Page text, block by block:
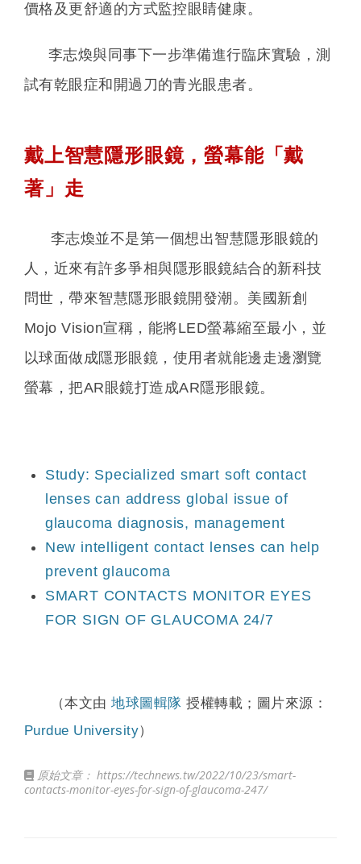
價格及更舒適的方式監控眼睛健康。
李志煥與同事下一步準備進行臨床實驗，測
試有乾眼症和開過刀的青光眼患者。
戴上智慧隱形眼鏡，螢幕能「戴
著」走
李志煥並不是第一個想出智慧隱形眼鏡的
人，近來有許多爭相與隱形眼鏡結合的新科技
問世，帶來智慧隱形眼鏡開發潮。美國新創
Mojo Vision宣稱，能將LED螢幕縮至最小，並
以球面做成隱形眼鏡，使用者就能邊走邊瀏覽
螢幕，把AR眼鏡打造成AR隱形眼鏡。
Study: Specialized smart soft contact
lenses can address global issue of
glaucoma diagnosis, management
New intelligent contact lenses can help
prevent glaucoma
SMART CONTACTS MONITOR EYES
FOR SIGN OF GLAUCOMA 24/7
（本文由地球圖輯隊 授權轉載；圖片來源：
Purdue University）
原始文章： https://technews.tw/2022/10/23/smart-
contacts-monitor-eyes-for-sign-of-glaucoma-247/